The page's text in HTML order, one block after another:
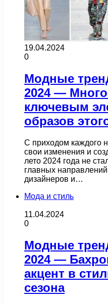
19.04.2024
0
Модные
2024 —
ключевым
образов
С приходом каждого
свои изменения и
лето 2024 года не
главных
дизайнеров и…
Мода и стиль
11.04.2024
0
Модные
2024 —
акцент в
сезона